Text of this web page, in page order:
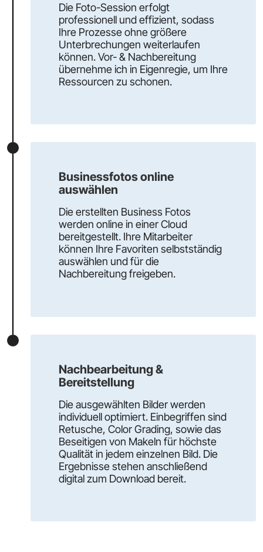
Die Foto-Session erfolgt
professionell und effizient, sodass
Ihre Prozesse ohne größere
Unterbrechungen weiterlaufen
können. Vor- & Nachbereitung
übernehme ich in Eigenregie, um Ihre
Ressourcen zu schonen.
Businessfotos online
auswählen​
Die erstellten Business Fotos
werden online in einer Cloud
bereitgestellt. Ihre Mitarbeiter
können Ihre Favoriten selbstständig
auswählen und für die
Nachbereitung freigeben.
Nachbearbeitung &
Bereitstellung
Die ausgewählten Bilder werden
individuell optimiert. Einbegriffen sind
Retusche, Color Grading, sowie das
Beseitigen von Makeln für höchste
Qualität in jedem einzelnen Bild. Die
Ergebnisse stehen anschließend
digital zum Download bereit.